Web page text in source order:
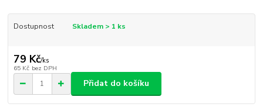
Dostupnost Skladem > 1 ks
79 Kč/ks
65 Kč bez DPH
Přidat do košíku